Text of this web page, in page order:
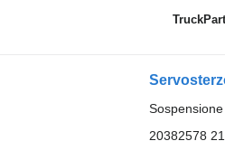
20382578